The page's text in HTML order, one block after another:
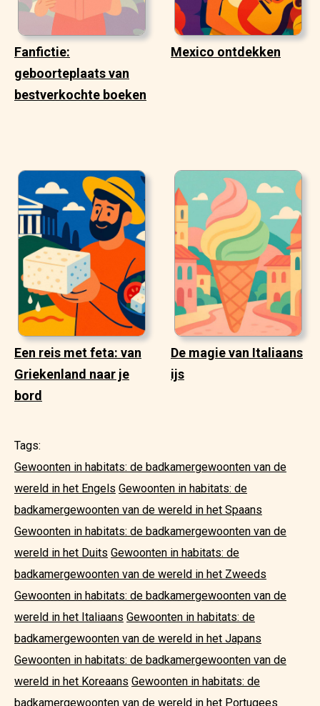
Fanfictie:
geboorteplaats van
bestverkochte boeken
Mexico ontdekken
Een reis met feta: van
Griekenland naar je
bord
De magie van Italiaans
ijs
Tags:
Gewoonten in habitats: de badkamergewoonten van de
wereld in het Engels Gewoonten in habitats: de
badkamergewoonten van de wereld in het Spaans
Gewoonten in habitats: de badkamergewoonten van de
wereld in het Duits Gewoonten in habitats: de
badkamergewoonten van de wereld in het Zweeds
Gewoonten in habitats: de badkamergewoonten van de
wereld in het Italiaans Gewoonten in habitats: de
badkamergewoonten van de wereld in het Japans
Gewoonten in habitats: de badkamergewoonten van de
wereld in het Koreaans Gewoonten in habitats: de
badkamergewoonten van de wereld in het Portugees